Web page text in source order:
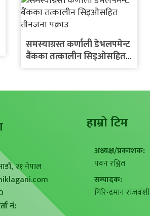
समस्याग्रस्त कर्णाली डेभलपमेन्ट
बैंकका तत्कालीन सिइओसहित
२१ नेपाल
नं:
हाम्राे टिम
अध्यक्ष/प्रकाशक:
पवन रञ्जित
सम्पादक:
गिरिन्द्रमान राजवंशी